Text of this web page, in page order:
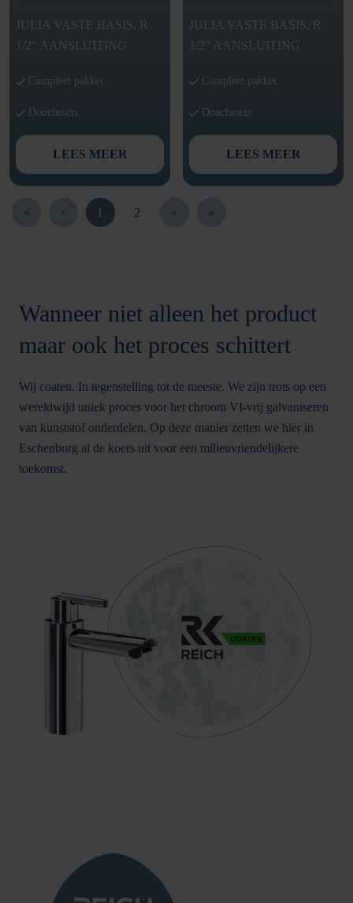
JULIA VASTE BASIS, R
1/2" AANSLUITING
Compleet pakket
Douchesets
LEES MEER
JULIA VASTE BASIS, R
1/2" AANSLUITING
Compleet pakket
Douchesets
LEES MEER
« ‹ 1 2 › »
Wanneer niet alleen het product
maar ook het proces schittert
Wij coaten. In tegenstelling tot de meeste. We zijn trots op een
wereldwijd uniek proces voor het chroom VI-vrij galvaniseren
van kunststof onderdelen. Op deze manier zetten we hier in
Eschenburg al de koers uit voor een milieuvriendelijkere
toekomst.